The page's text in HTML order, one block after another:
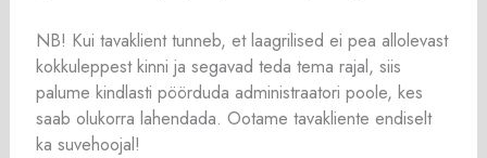
NB! Kui tavaklient tunneb, et laagrilised ei pea allolevast
kokkuleppest kinni ja segavad teda tema rajal, siis
palume kindlasti pöörduda administraatori poole, kes
saab olukorra lahendada. Ootame tavakliente endiselt
ka suvehoojal!